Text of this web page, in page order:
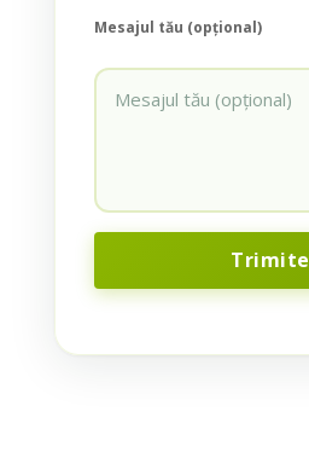
Mesajul tău (opțional)
Trimite